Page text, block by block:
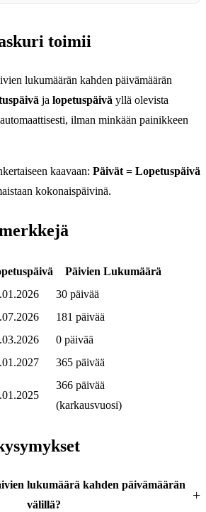
toimii
lukumäärän kahden päivämäärän
ja lopetuspäivä yllä olevista
ilman minkään painikkeen
kaavaan: Päivät = Lopetuspäivä
kokonaispäivinä.
Päivien Lukumäärä
30 päivää
181 päivää
0 päivää
365 päivää
366 päivää
(karkausvuosi)
lukumäärä kahden päivämäärän
välillä?